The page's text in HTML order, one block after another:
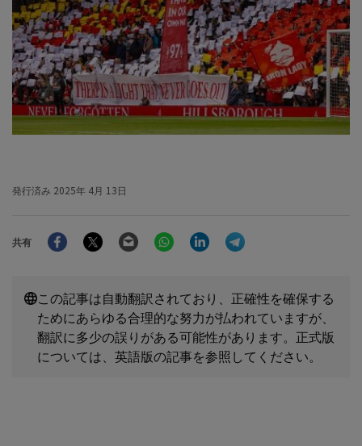
発行済み 2025年 4月 13日
共有
FacebookTwitter Email WhatsAppLinkedIn
この記事は自動翻訳されており、正確性を確保する
ためにあらゆる合理的な努力が払われていますが、
翻訳に多少の誤りがある可能性があります。正式版
については、英語版の記事を参照してください。